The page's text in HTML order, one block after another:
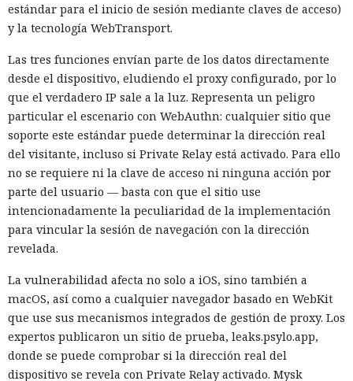
estándar para el inicio de sesión mediante claves de acceso)
y la tecnología WebTransport.
Las tres funciones envían parte de los datos directamente
desde el dispositivo, eludiendo el proxy configurado, por lo
que el verdadero IP sale a la luz. Representa un peligro
particular el escenario con WebAuthn: cualquier sitio que
soporte este estándar puede determinar la dirección real
del visitante, incluso si Private Relay está activado. Para ello
no se requiere ni la clave de acceso ni ninguna acción por
parte del usuario — basta con que el sitio use
intencionadamente la peculiaridad de la implementación
para vincular la sesión de navegación con la dirección
revelada.
La vulnerabilidad afecta no solo a iOS, sino también a
macOS, así como a cualquier navegador basado en WebKit
que use sus mecanismos integrados de gestión de proxy. Los
expertos publicaron un sitio de prueba, leaks.psylo.app,
donde se puede comprobar si la dirección real del
dispositivo se revela con Private Relay activado. Mysk